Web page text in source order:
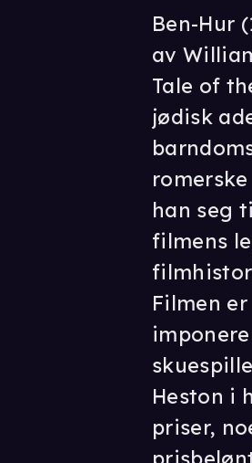
Ben-Hur
av
Tale of
jødisk
han seg
filmens
Filmen
Heston i
priser,